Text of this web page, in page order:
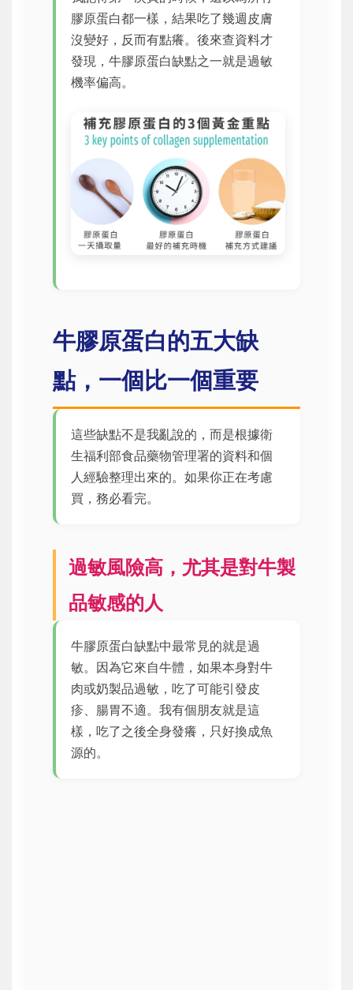
膠原蛋白都一樣，結果吃了幾週皮膚
沒變好，反而有點癢。後來查資料才
發現，牛膠原蛋白缺點之一就是過敏
機率偏高。
牛膠原蛋白的五大缺
點，一個比一個重要
這些缺點不是我亂說的，而是根據衛
生福利部食品藥物管理署的資料和個
人經驗整理出來的。如果你正在考慮
買，務必看完。
過敏風險高，尤其是對牛製
品敏感的人
牛膠原蛋白缺點中最常見的就是過
敏。因為它來自牛體，如果本身對牛
肉或奶製品過敏，吃了可能引發皮
疹、腸胃不適。我有個朋友就是這
樣，吃了之後全身發癢，只好換成魚
源的。